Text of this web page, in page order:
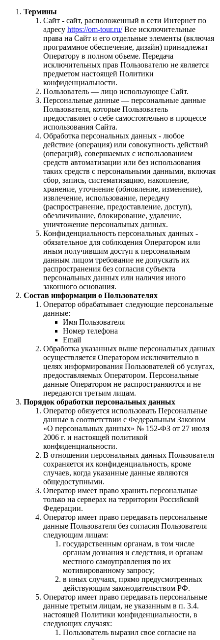
Термины
Сайт - сайт, расположенный в сети Интернет по
адресу https://om-tour.ru/Все исключительные
права на Сайт и его отдельные элементы (включая
программное обеспечение, дизайн) принадлежат
Оператору в полном объеме. Передача
исключительных прав Пользователю не является
предметом настоящей Политики
конфиденциальности.
Пользователь — лицо использующее Сайт.
Персональные данные — персональные данные
Пользователя, которые Пользователь
предоставляет о себе самостоятельно в процессе
использования Сайта.
Обработка персональных данных - любое
действие (операция) или совокупность действий
(операций), совершаемых с использованием
средств автоматизации или без использования
таких средств с персональными данными, включая
сбор, запись, систематизацию, накопление,
хранение, уточнение (обновление, изменение),
извлечение, использование, передачу
(распространение, предоставление, доступ),
обезличивание, блокирование, удаление,
уничтожение персональных данных.
Конфиденциальность персональных данных -
обязательное для соблюдения Оператором или
иным получившим доступ к персональным
данным лицом требование не допускать их
распространения без согласия субъекта
персональных данных или наличия иного
законного основания.
Состав информации о Пользователях
Оператор обрабатывает следующие персональные
данные:
Имя Пользователя
Номер телефона
Email
Обработка указанных выше персональных данных
осуществляется Оператором исключительно в
целях информирования Пользователей об услугах,
предоставляемых Оператором. Персональные
данные Оператором не распространяются и не
передаются третьим лицам.
Порядок обработки персональных данных
Оператор обязуется использовать Персональные
данные в соответствии с Федеральным Законом
«О персональных данных» № 152-ФЗ от 27 июля
2006 г. и настоящей политикой
конфиденциальности.
В отношении персональных данных Пользователя
сохраняется их конфиденциальность, кроме
случаев, когда указанные данные являются
общедоступными.
Оператор имеет право хранить персональные
только на серверах на территории Российской
Федерации.
Оператор имеет право передавать персональные
данные Пользователя без согласия Пользователя
следующим лицам:
государственным органам, в том числе
органам дознания и следствия, и органам
местного самоуправления по их
мотивированному запросу;
в иных случаях, прямо предусмотренных
действующим законодательством РФ.
Оператор имеет право передавать персональные
данные третьим лицам, не указанным в п. 3.4.
настоящей Политики конфиденциальности, в
следующих случаях:
Пользователь выразил свое согласие на